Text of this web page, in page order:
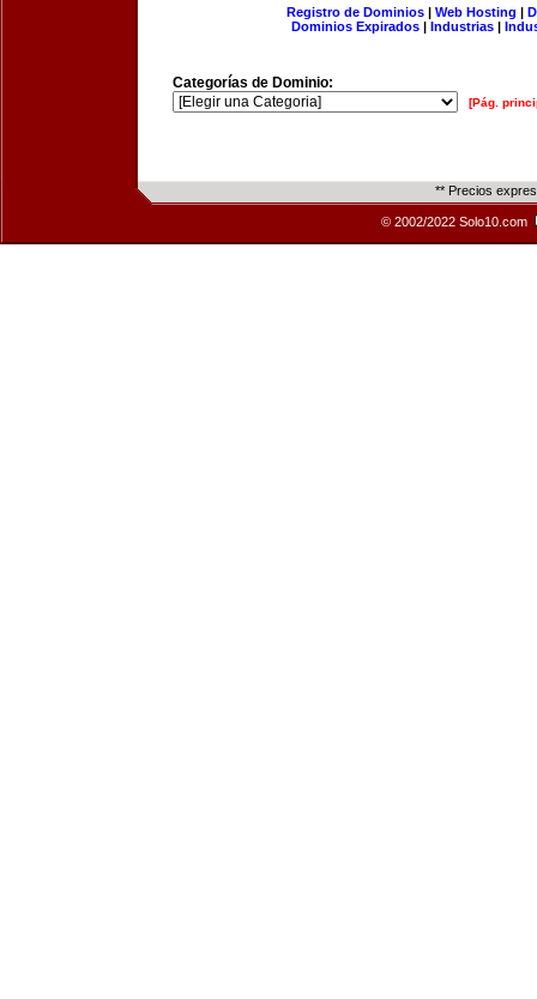
Registro de Dominios| Web Hosting |
Dominios Expirados | Industrias |
Categorías de Dominio:
[Pág.
** Precios
© 2002/2022 Solo10.com